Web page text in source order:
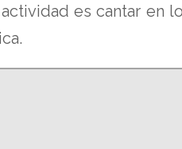
es cantar en